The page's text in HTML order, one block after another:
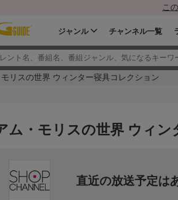
こ
ジャンル チャンネル一覧
リスの世界 ウィンター寝具コレクション
ム・モリスの世界 ウィン
直近の放送予定は